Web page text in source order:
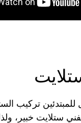
تركيب
ستلايت خبير،